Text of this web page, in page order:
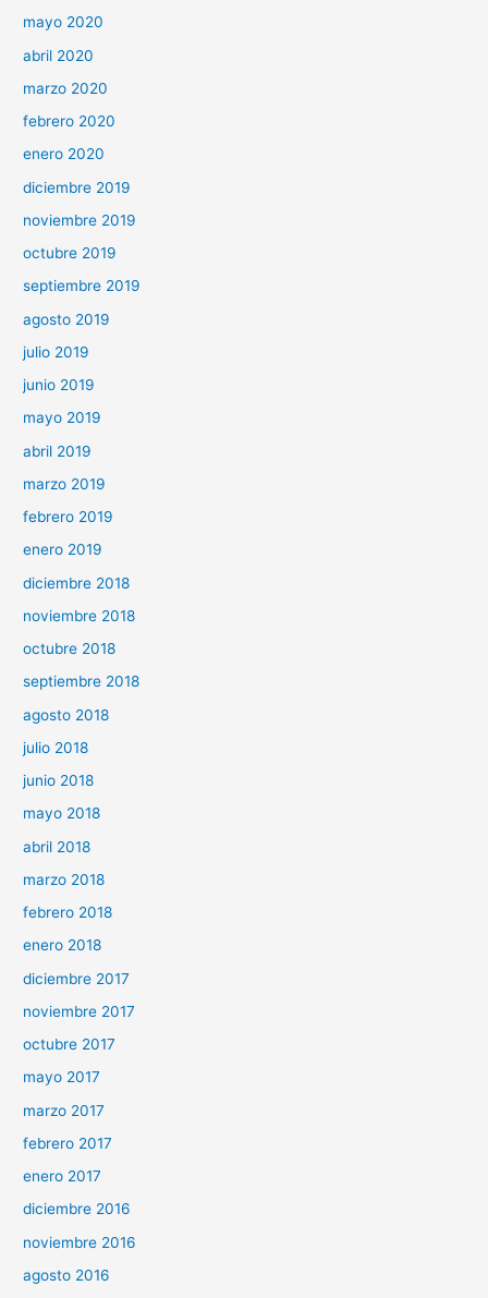
mayo 2020
abril 2020
marzo 2020
febrero 2020
enero 2020
diciembre 2019
noviembre 2019
octubre 2019
septiembre 2019
agosto 2019
julio 2019
junio 2019
mayo 2019
abril 2019
marzo 2019
febrero 2019
enero 2019
diciembre 2018
noviembre 2018
octubre 2018
septiembre 2018
agosto 2018
julio 2018
junio 2018
mayo 2018
abril 2018
marzo 2018
febrero 2018
enero 2018
diciembre 2017
noviembre 2017
octubre 2017
mayo 2017
marzo 2017
febrero 2017
enero 2017
diciembre 2016
noviembre 2016
agosto 2016